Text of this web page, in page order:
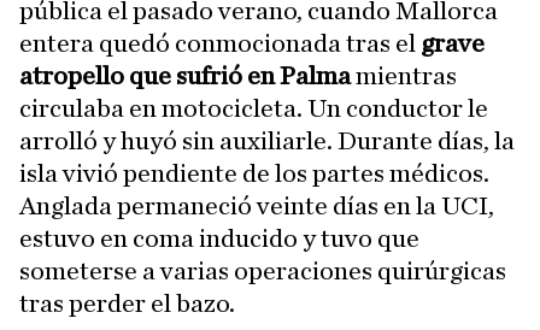
pública el pasado verano, cuando Mallorca
entera quedó conmocionada tras el grave
atropello que sufrió en Palmamientras
circulaba en motocicleta. Un conductor le
arrolló y huyó sin auxiliarle. Durante días, la
isla vivió pendiente de los partes médicos.
Anglada permaneció veinte días en la UCI,
estuvo en coma inducido y tuvo que
someterse a varias operaciones quirúrgicas
tras perder el bazo.